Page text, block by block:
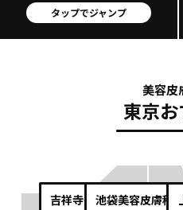
タップでジャンプ
美容皮
東京
吉祥寺美容皮膚科 吉祥寺
池袋美容皮膚科